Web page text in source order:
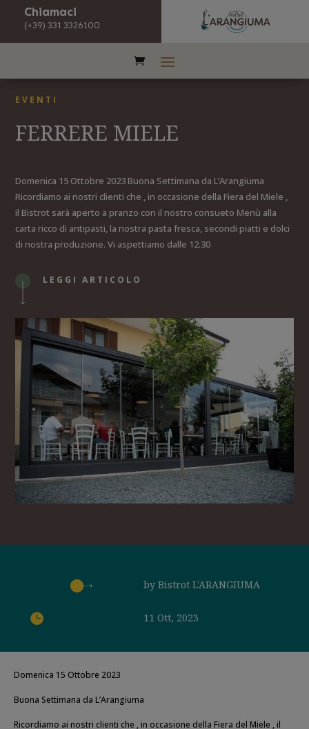
Chiamaci
(+39) 331 3326100
EVENTI
FERRERE MIELE
Domenica 15 Ottobre 2023 Buona Settimana da L’Arangiuma
Ricordiamo ai nostri clienti che , in occasione della Fiera del Miele ,
il Bistrot sarà aperto a pranzo con il nostro consueto Menù alla
carta ricco di antipasti, la nostra pasta fresca, secondi piatti e dolci
di nostra produzione. Vi aspettiamo dalle 12.30
LEGGI ARTICOLO
by Bistrot L'ARANGIUMA
 11 Ott, 2023
Domenica 15 Ottobre 2023
Buona Settimana da L’Arangiuma
Ricordiamo ai nostri clienti che , in occasione della Fiera del Miele , il